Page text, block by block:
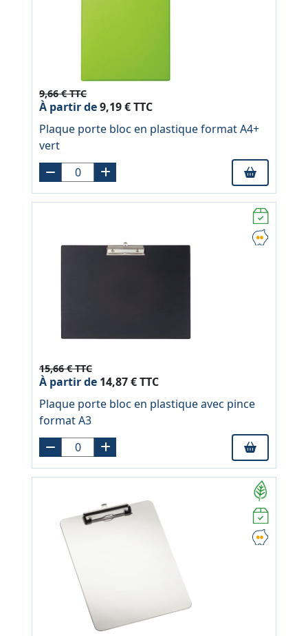
9,66 € TTC
À partir de9,19 € TTC
Plaque porte bloc en plastique format A4+
vert
15,66 € TTC
À partir de 14,87 € TTC
Plaque porte bloc en plastique avec pince
format A3